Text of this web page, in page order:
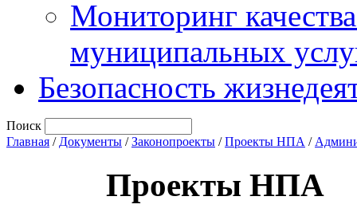
Мониторинг
муниципальных
Безопасность
Поиск
Главная / Документы /Законопроекты /Проекты НПА /
Проекты НПА